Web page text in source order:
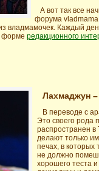
А вот так все
форума
владмамочек. Каждый
форме редакционного
Лахмаджун –
В переводе с
Это своего рода
распространен в
делают только
печах, в которых
не должно
хорошего теста